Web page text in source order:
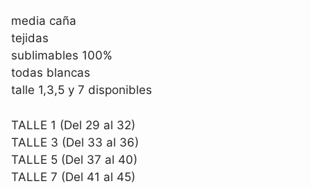
media caña
tejidas
sublimables 100%
todas blancas
talle 1,3,5 y 7 disponibles
TALLE 1 (Del 29 al 32)
TALLE 3 (Del 33 al 36)
TALLE 5 (Del 37 al 40)
TALLE 7 (Del 41 al 45)